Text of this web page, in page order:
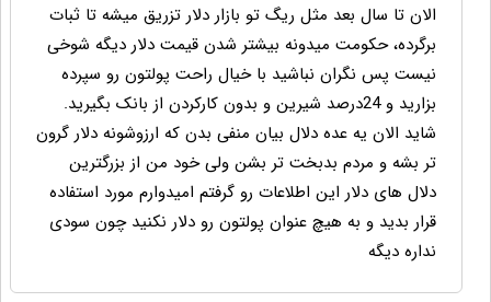
الان تا سال بعد مثل ریگ تو بازار دلار تزریق میشه تا ثبات
برگرده، حکومت میدونه بیشتر شدن قیمت دلار دیگه شوخی
نیست پس نگران نباشید با خیال راحت پولتون رو سپرده
بزارید و 24درصد شیرین و بدون کارکردن از بانک بگیرید.
شاید الان یه عده دلال بیان منفی بدن که ارزوشونه دلار گرون
تر بشه و مردم بدبخت تر بشن ولی خود من از بزرگترین
دلال های دلار این اطلاعات رو گرفتم امیدوارم مورد استفاده
قرار بدید و به هیچ عنوان پولتون رو دلار نکنید چون سودی
نداره دیگه